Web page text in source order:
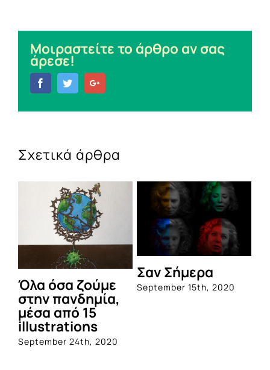
Μοιραστείτε το άρθρο αν σας
άρεσε!
FacebookTwitter
Σχετικά άρθρα
Όλα όσα ζούμε
στην πανδημία,
μέσα από 15
illustrations
September 24th, 2020
Σαν Σήμερα
September 15th, 2020